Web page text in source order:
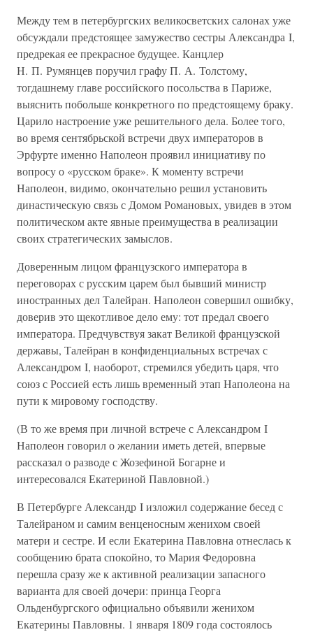
Между тем в петербургских великосветских салонах уже
обсуждали предстоящее замужество сестры Александра I,
предрекая ее прекрасное будущее. Канцлер
Н. П. Румянцев поручил графу П. А. Толстому,
тогдашнему главе российского посольства в Париже,
выяснить побольше конкретного по предстоящему браку.
Царило настроение уже решительного дела. Более того,
во время сентябрьской встречи двух императоров в
Эрфурте именно Наполеон проявил инициативу по
вопросу о «русском браке». К моменту встречи
Наполеон, видимо, окончательно решил установить
династическую связь с Домом Романовых, увидев в этом
политическом акте явные преимущества в реализации
своих стратегических замыслов.
Доверенным лицом французского императора в
переговорах с русским царем был бывший министр
иностранных дел Талейран. Наполеон совершил ошибку,
доверив это щекотливое дело ему: тот предал своего
императора. Предчувствуя закат Великой французской
державы, Талейран в конфиденциальных встречах с
Александром I, наоборот, стремился убедить царя, что
союз с Россией есть лишь временный этап Наполеона на
пути к мировому господству.
(В то же время при личной встрече с Александром I
Наполеон говорил о желании иметь детей, впервые
рассказал о разводе с Жозефиной Богарне и
интересовался Екатериной Павловной.)
В Петербурге Александр I изложил содержание бесед с
Талейраном и самим венценосным женихом своей
матери и сестре. И если Екатерина Павловна отнеслась к
сообщению брата спокойно, то Мария Федоровна
перешла сразу же к активной реализации запасного
варианта для своей дочери: принца Георга
Ольденбургского официально объявили женихом
Екатерины Павловны. 1 января 1809 года состоялось